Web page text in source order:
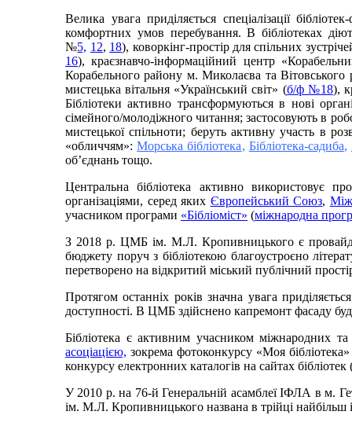
Велика увага приділяється спеціалізації
комфортних умов перебування. В бібліотеках
№5, 12, 18), коворкінг-простір для спільних
16), краєзнавчо-інформаційний центр
Корабельного району м. Миколаєва та Вітовського
мистецька вітальня «Український світ» (б/ф №18),
Бібліотеки активно трансформуються в нові
сімейного/молодіжного читання; застосовують в
мистецької спільноти; беруть активну участь в
«обличчям»:Морська бібліотека, Бібліотека-садиба,
об’єднань тощо.
Центральна бібліотека активно використовує
організаціями, серед яких Європейський Союз,
учасником програми «Бібліоміст» (міжнародна
З 2018 р. ЦМБ ім. М.Л. Кропивницького є
бюджету поруч з бібліотекою благоустроєно
перетворено на відкритий міський публічний
Протягом останніх років значна увага
доступності. В ЦМБ здійснено капремонт фасаду
Бібліотека є активним учасником міжнародних
асоціацією, зокрема фотоконкурсу «Моя
конкурсу електронних каталогів на сайтах бібліотек
У 2010 р. на 76-й Генеральній асамблеї ІФЛА в м.
ім. М.Л. Кропивницького названа в трійці найбільш